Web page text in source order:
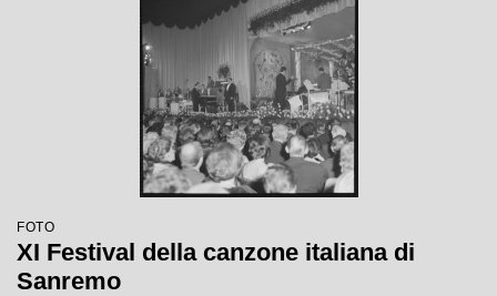
FOTO
XI Festival della canzone italiana di
Sanremo